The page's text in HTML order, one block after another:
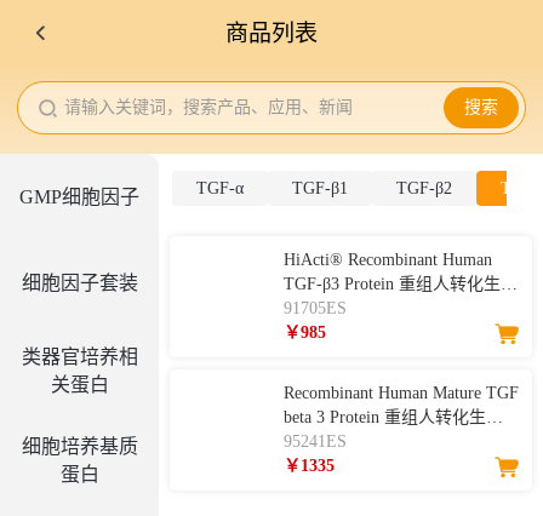
商品列表
请输入关键词，搜索产品、应用、新闻 搜索
GMP细胞因子
细胞因子套装
类器官培养相
关蛋白
细胞培养基质
蛋白
TGF-α TGF-β1 TGF-β2 TGF-
HiActi® Recombinant Human
TGF-β3 Protein 重组人转化生长
因子-β3
91705ES
￥985
Recombinant Human Mature TGF
beta 3 Protein 重组人转化生长
因子-β3
95241ES
￥1335